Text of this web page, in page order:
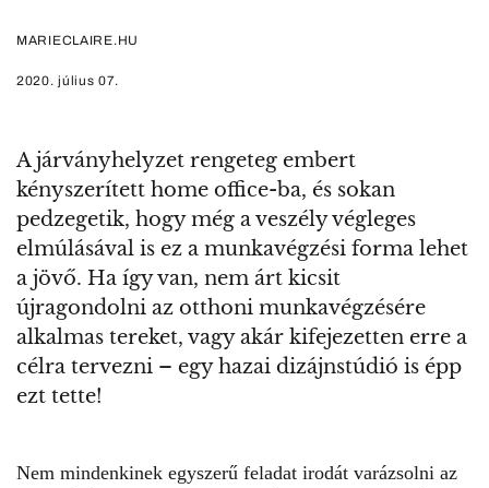
MARIECLAIRE.HU
2020. július 07.
A járványhelyzet rengeteg embert
kényszerített home office-ba, és sokan
pedzegetik, hogy még a veszély végleges
elmúlásával is ez a munkavégzési forma lehet
a jövő. Ha így van, nem árt kicsit
újragondolni az otthoni munkavégzésére
alkalmas tereket, vagy akár kifejezetten erre a
célra tervezni – egy hazai dizájnstúdió is épp
ezt tette!
Nem mindenkinek egyszerű feladat irodát varázsolni az